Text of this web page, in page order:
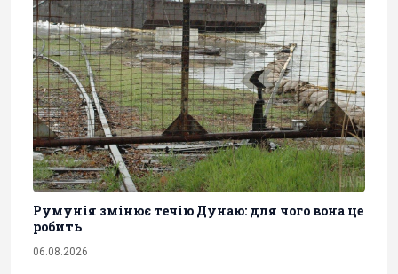
Румунія змінює течію Дунаю: для чого вона це
робить
06.08.2026